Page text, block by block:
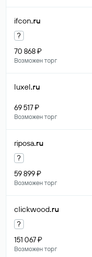
ifcon.ru
?
70 868 ₽
Возможен торг
luxel.ru
69 517 ₽
Возможен торг
riposa.ru
?
59 899 ₽
Возможен торг
clickwood.ru
?
151 067 ₽
Возможен торг